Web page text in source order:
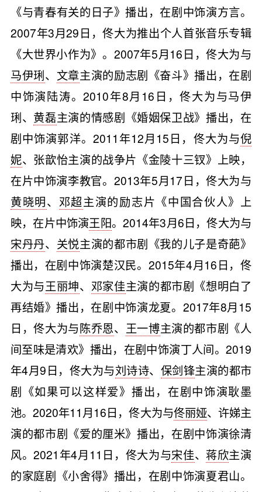
《与青春有关的日子》播出，在剧中饰演方言。
2007年3月29日，佟大为推出个人首张音乐专辑
《大世界小作为》。2007年5月16日，佟大为与
马伊琍、 文章主演的励志剧《奋斗》播出，在剧
中饰演陆涛。2010年8月16日，佟大为与马伊
琍、 黄磊主演的情感剧《婚姻保卫战》播出，在
剧中饰演郭洋。2011年12月15日，佟大为与倪
妮、张歆怡主演的战争片《金陵十三钗》上映，
在片中饰演李教官。2013年5月17日，佟大为与
黄晓明、 邓超主演的励志片《中国合伙人》上
映，在片中饰演王阳。2014年3月6日，佟大为与
宋丹丹、 关悦主演的都市剧《我的儿子是奇葩》
播出，在剧中饰演楚汉民。2015年4月16日，佟
大为与王丽坤、 邓家佳主演的都市剧《想明白了
再结婚》播出，在剧中饰演龙夏。2017年8月15
日，佟大为与陈乔恩、 王一博主演的都市剧《人
间至味是清欢》播出，在剧中饰演丁人间。2019
年4月9日，佟大为与刘诗诗、 保剑锋主演的都市
剧《如果可以这样爱》播出，在剧中饰演耿墨
池。2020年11月16日，佟大为与佟丽娅、许娣主
演的都市剧《爱的厘米》播出，在剧中饰演徐清
风。2021年4月11日，佟大为与宋佳、蒋欣主演
的家庭剧《小舍得》播出，在剧中饰演夏君山。